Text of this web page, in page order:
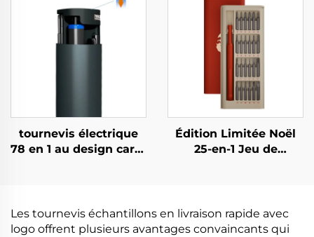
tournevis électrique
78 en 1 au design carré
Édition Limitée Noël
25-en-1 Jeu de
Les tournevis échantillons en livraison rapide avec
logo offrent plusieurs avantages convaincants qui